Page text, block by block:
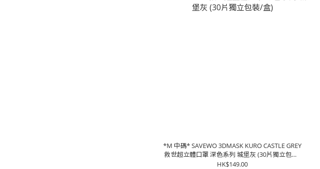
*M 中碼* SAVEWO 3DMASK KURO CASTLE GREY
救世超立體口罩 深色系列 城堡灰 (30片獨立包裝/
盒)
HK$149.00